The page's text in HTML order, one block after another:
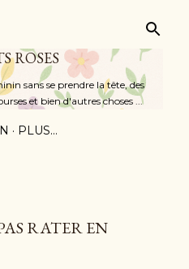
ROSES
sans se prendre la tête, des
et bien d'autres choses ...
PLUS…
RATER EN